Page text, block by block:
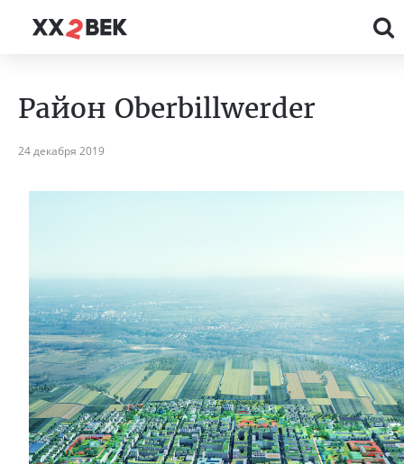
Район Oberbillwerder
24 декабря 2019